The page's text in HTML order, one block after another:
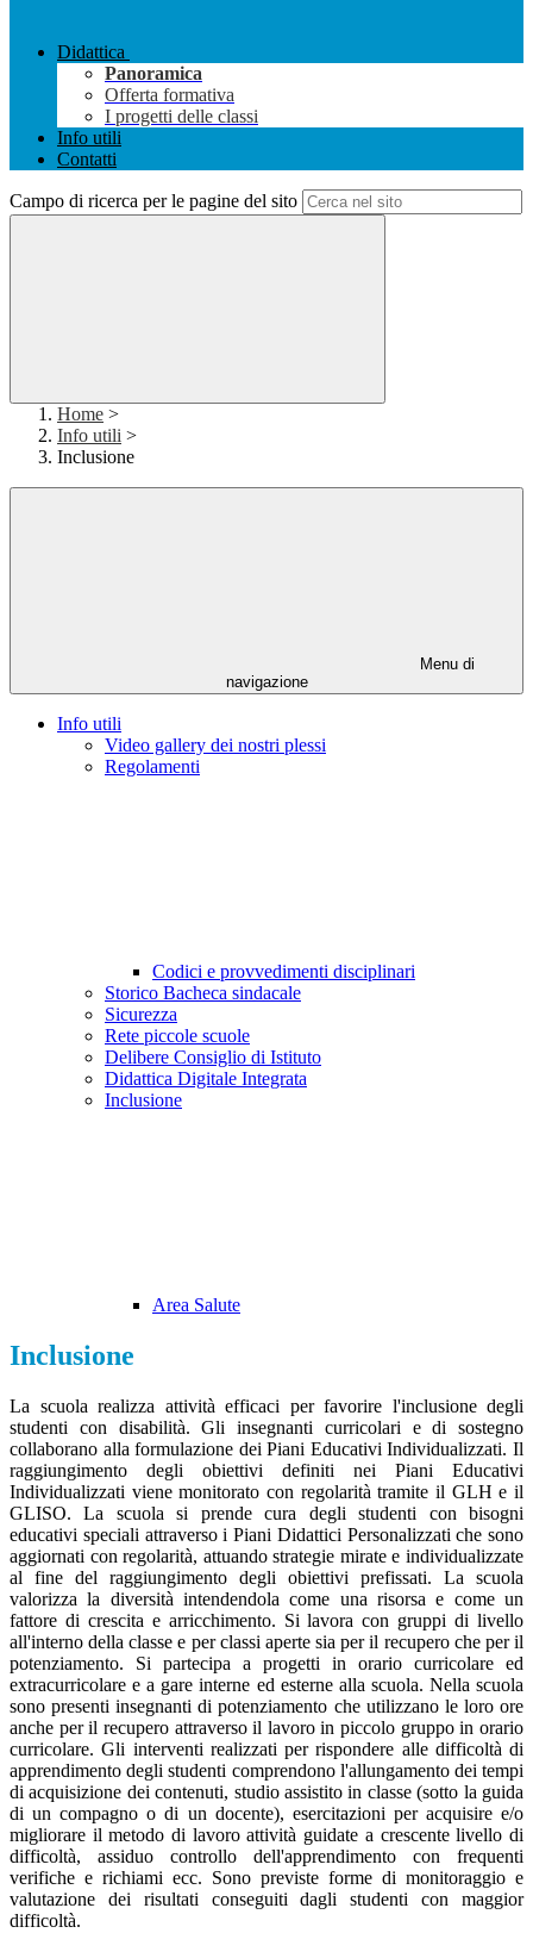
Didattica
Panoramica
Offerta formativa
I progetti delle classi
Info utili
Contatti
Campo di ricerca per le pagine del sito
Home >
Info utili >
Inclusione
Menu di
navigazione
Info utili
Video gallery dei nostri plessi
Regolamenti
Codici e provvedimenti disciplinari
Storico Bacheca sindacale
Sicurezza
Rete piccole scuole
Delibere Consiglio di Istituto
Didattica Digitale Integrata
Inclusione
Area Salute
Inclusione
La scuola realizza attività efficaci per favorire l'inclusione degli
studenti con disabilità. Gli insegnanti curricolari e di sostegno
collaborano alla formulazione dei Piani Educativi Individualizzati. Il
raggiungimento degli obiettivi definiti nei Piani Educativi
Individualizzati viene monitorato con regolarità tramite il GLH e il
GLISO. La scuola si prende cura degli studenti con bisogni
educativi speciali attraverso i Piani Didattici Personalizzati che sono
aggiornati con regolarità, attuando strategie mirate e individualizzate
al fine del raggiungimento degli obiettivi prefissati. La scuola
valorizza la diversità intendendola come una risorsa e come un
fattore di crescita e arricchimento. Si lavora con gruppi di livello
all'interno della classe e per classi aperte sia per il recupero che per il
potenziamento. Si partecipa a progetti in orario curricolare ed
extracurricolare e a gare interne ed esterne alla scuola. Nella scuola
sono presenti insegnanti di potenziamento che utilizzano le loro ore
anche per il recupero attraverso il lavoro in piccolo gruppo in orario
curricolare. Gli interventi realizzati per rispondere alle difficoltà di
apprendimento degli studenti comprendono l'allungamento dei tempi
di acquisizione dei contenuti, studio assistito in classe (sotto la guida
di un compagno o di un docente), esercitazioni per acquisire e/o
migliorare il metodo di lavoro attività guidate a crescente livello di
difficoltà, assiduo controllo dell'apprendimento con frequenti
verifiche e richiami ecc. Sono previste forme di monitoraggio e
valutazione dei risultati conseguiti dagli studenti con maggior
difficoltà.